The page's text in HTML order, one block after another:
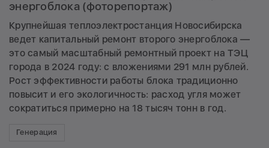
энергоблока (фоторепортаж)
Крупнейшая теплоэлектростанция Новосибирска
ведет капитальный ремонт второго энергоблока —
это самый масштабный ремонтный проект на ТЭЦ
города в 2024 году: с вложениями 291 млн рублей.
Рост эффективности работы блока традиционно
повысит и его экологичность: расход угля может
сократиться примерно на 18 тысяч тонн в год.
Генерация